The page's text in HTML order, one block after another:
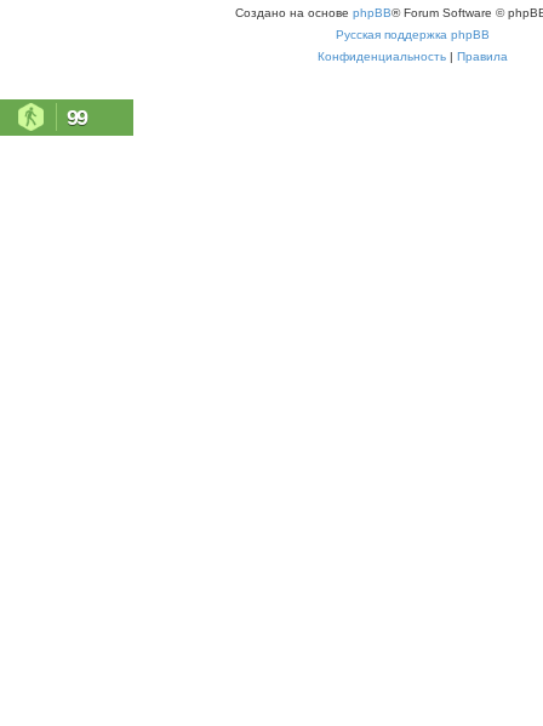
Создано на основе phpBB® Forum Software ©
Русская поддержка phpBB
Конфиденциальность | Правила
99